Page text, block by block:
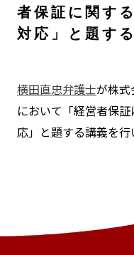
者保証に関す
対応」と題す
横田直忠弁護士が株式
において「経営者保
応」と題する講義を行